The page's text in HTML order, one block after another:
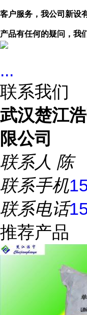
客户服务，我公司新设
产品有任何的疑问，我
...
联系我们
武汉楚江
限公司
联系人 陈
联系手机
联系电话
推荐产品